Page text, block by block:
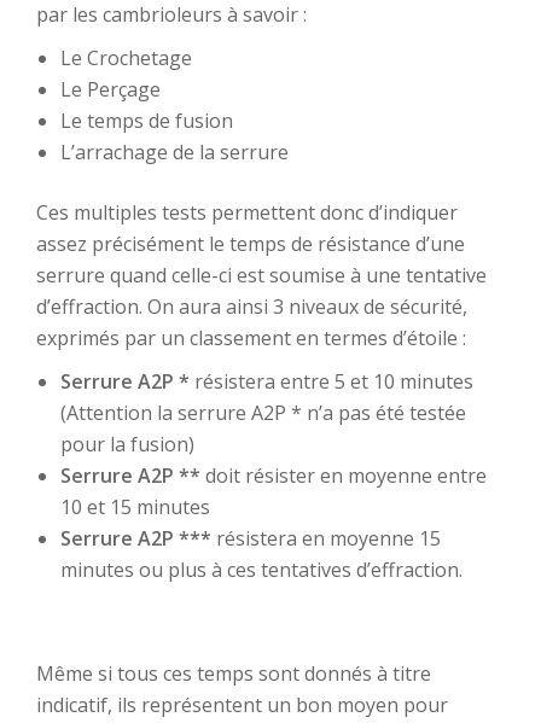
par les cambrioleurs à savoir :
Le Crochetage
Le Perçage
Le temps de fusion
L’arrachage de la serrure
Ces multiples tests permettent donc d’indiquer
assez précisément le temps de résistance d’une
serrure quand celle-ci est soumise à une tentative
d’effraction. On aura ainsi 3 niveaux de sécurité,
exprimés par un classement en termes d’étoile :
Serrure A2P * résistera entre 5 et 10 minutes
(Attention la serrure A2P * n’a pas été testée
pour la fusion)
Serrure A2P ** doit résister en moyenne entre
10 et 15 minutes
Serrure A2P *** résistera en moyenne 15
minutes ou plus à ces tentatives d’effraction.
Même si tous ces temps sont donnés à titre
indicatif, ils représentent un bon moyen pour